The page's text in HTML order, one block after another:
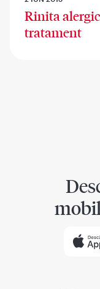
Rinita
tratament